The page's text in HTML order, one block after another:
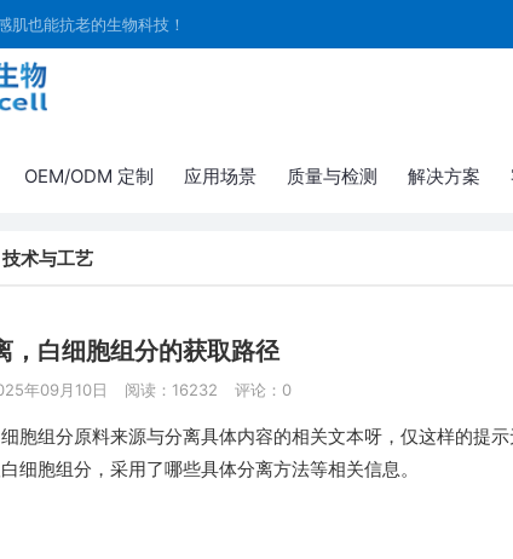
肌也能抗老的生物科技！
OEM/ODM 定制 应用场景 质量与检测 解决方案
技术与工艺
，白细胞组分的获取路径
年09月10日 阅读：16232 评论：0
胞组分原料来源与分离具体内容的相关文本呀，仅这样的提
细胞组分，采用了哪些具体分离方法等相关信息。